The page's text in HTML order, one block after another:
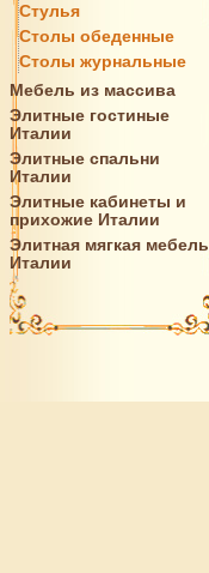
Стулья
Столы обеденные
Столы журнальные
Мебель из массива
Элитные гостиные
Италии
Элитные спальни
Италии
Элитные кабинеты и
прихожие Италии
Элитная мягкая мебель
Италии